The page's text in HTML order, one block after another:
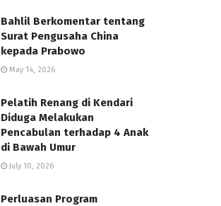
Bahlil Berkomentar tentang
Surat Pengusaha China
kepada Prabowo
May 14, 2026
Pelatih Renang di Kendari
Diduga Melakukan
Pencabulan terhadap 4 Anak
di Bawah Umur
July 10, 2026
Perluasan Program